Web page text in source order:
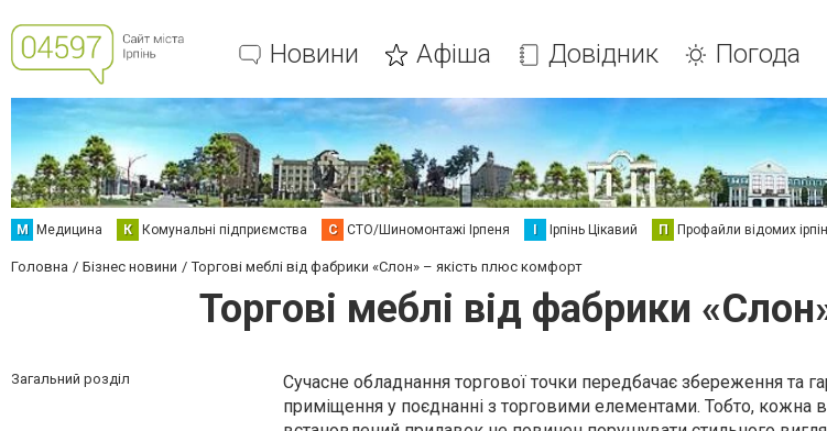
Новини Афіша Довідник Погода
М Медицина К Комунальні підприємства С СТО/Шиномонтажі Ірпеня І Ірпінь Цікавий П Профайли відомих
Головна Бізнес новини Торгові меблі від фабрики «Слон» – якість плюс комфорт
Торгові меблі від фабрики
Загальний розділ
Сучасне обладнання торгової точки передбачає збереження та
приміщення у поєднанні з торговими елементами. Тобто, кожна